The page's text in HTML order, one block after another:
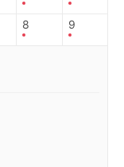
8 9